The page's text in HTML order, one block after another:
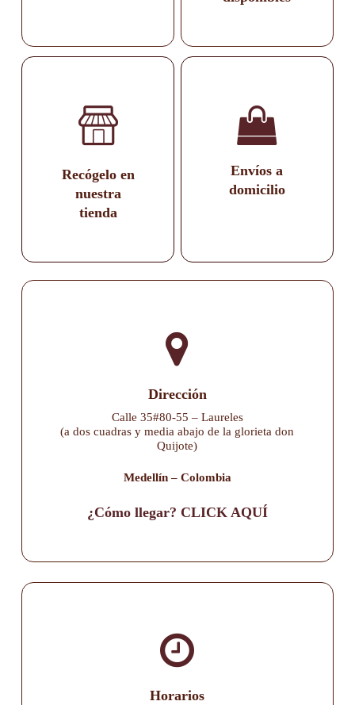
Recógelo en
nuestra
tienda
Envíos a
domicilio
Dirección
Calle 35#80-55 – Laureles
(a dos cuadras y media abajo de la glorieta don
Quijote)
Medellín – Colombia
¿Cómo llegar? CLICK AQUÍ
Horarios